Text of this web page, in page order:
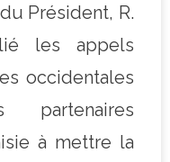
Président, R.
les appels
occidentales
partenaires
à mettre la